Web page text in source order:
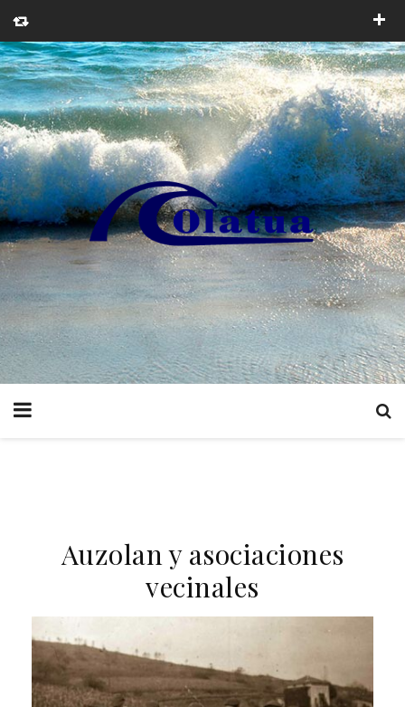
Auzolan y asociaciones
vecinales